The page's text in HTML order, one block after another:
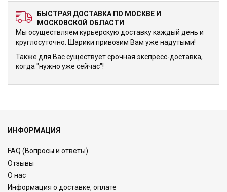
БЫСТРАЯ ДОСТАВКА ПО МОСКВЕ И
МОСКОВСКОЙ ОБЛАСТИ
Мы осуществляем курьерскую доставку каждый день и
круглосуточно. Шарики привозим Вам уже надутыми!
Также для Вас существует срочная экспресс-доставка,
когда "нужно уже сейчас"!
ИНФОРМАЦИЯ
FAQ (Вопросы и ответы)
Отзывы
О нас
Информация о доставке, оплате